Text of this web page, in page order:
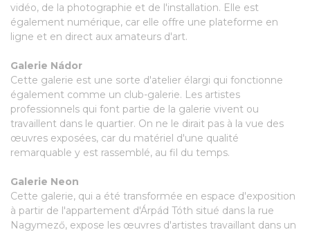
vidéo, de la photographie et de l'installation. Elle est
également numérique, car elle offre une plateforme en
ligne et en direct aux amateurs d'art.
Galerie Nádor
Cette galerie est une sorte d'atelier élargi qui fonctionne
également comme un club-galerie. Les artistes
professionnels qui font partie de la galerie vivent ou
travaillent dans le quartier. On ne le dirait pas à la vue des
œuvres exposées, car du matériel d'une qualité
remarquable y est rassemblé, au fil du temps.
Galerie Neon
Cette galerie, qui a été transformée en espace d'exposition
à partir de l'appartement d'Árpád Tóth situé dans la rue
Nagymező, expose les œuvres d'artistes travaillant dans un